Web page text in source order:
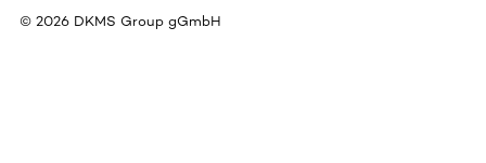
© 2026 DKMS Group gGmbH